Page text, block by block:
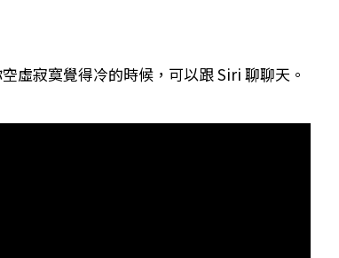
虛寂寞覺得冷的時候，可以跟 Siri 聊聊天。